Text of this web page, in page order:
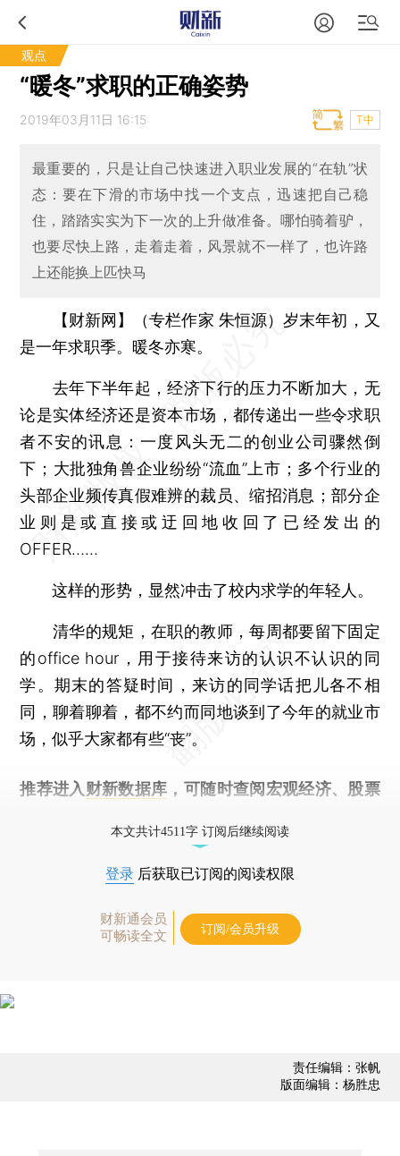
观点
“暖冬”求职的正确姿势
2019年03月11日 16:15 T中
最重要的，只是让自己快速进入职业发展的“在轨”状
态：要在下滑的市场中找一个支点，迅速把自己稳
住，踏踏实实为下一次的上升做准备。哪怕骑着驴，
也要尽快上路，走着走着，风景就不一样了，也许路
上还能换上匹快马
【财新网】（专栏作家 朱恒源）岁末年初，又
是一年求职季。暖冬亦寒。
去年下半年起，经济下行的压力不断加大，无
论是实体经济还是资本市场，都传递出一些令求职
者不安的讯息：一度风头无二的创业公司骤然倒
下；大批独角兽企业纷纷“流血”上市；多个行业的
头部企业频传真假难辨的裁员、缩招消息；部分企
业则是或直接或迂回地收回了已经发出的
OFFER……
这样的形势，显然冲击了校内求学的年轻人。
清华的规矩，在职的教师，每周都要留下固定
的office hour，用于接待来访的认识不认识的同
学。期末的答疑时间，来访的同学话把儿各不相
同，聊着聊着，都不约而同地谈到了今年的就业市
场，似乎大家都有些“丧”。
推荐进入 财新数据库 ，可随时查阅宏观经济、股票
本文共计4511字 订阅后继续阅读
登录 后获取已订阅的阅读权限
财新通会员
可畅读全文
订阅/会员升级
责任编辑：张帆
版面编辑：杨胜忠